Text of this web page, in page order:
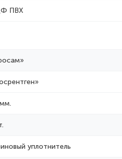
ПВХ
уплотнитель